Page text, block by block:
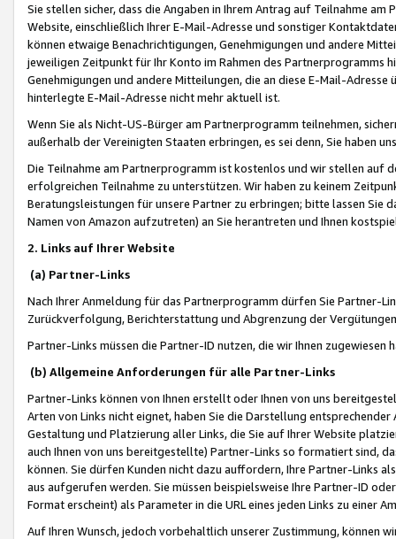
Sie stellen sicher, dass die Angaben in Ihrem Antrag auf Teilnahme
Website, einschließlich Ihrer E-Mail-Adresse und sonstiger
können etwaige Benachrichtigungen, Genehmigungen und andere
jeweiligen Zeitpunkt für Ihr Konto im Rahmen des Partnerprogramms
Genehmigungen und andere Mitteilungen, die an diese E-Mail-
hinterlegte E-Mail-Adresse nicht mehr aktuell ist.
Wenn Sie als Nicht-US-Bürger am Partnerprogramm teilnehmen,
außerhalb der Vereinigten Staaten erbringen, es sei denn, Sie haben
Die Teilnahme am Partnerprogramm ist kostenlos und wir stellen auf
erfolgreichen Teilnahme zu unterstützen. Wir haben zu keinem
Beratungsleistungen für unsere Partner zu erbringen; bitte lassen Sie
Namen von Amazon aufzutreten) an Sie herantreten und Ihnen
2. Links auf Ihrer Website
(a) Partner-Links
Nach Ihrer Anmeldung für das Partnerprogramm dürfen Sie Partner-
Zurückverfolgung, Berichterstattung und Abgrenzung der
Partner-Links müssen die Partner-ID nutzen, die wir Ihnen zugewiesen
(b) Allgemeine Anforderungen für alle Partner-Links
Partner-Links können von Ihnen erstellt oder Ihnen von uns
Arten von Links nicht eignet, haben Sie die Darstellung
Gestaltung und Platzierung aller Links, die Sie auf Ihrer Website
auch Ihnen von uns bereitgestellte) Partner-Links so formatiert sind,
können. Sie dürfen Kunden nicht dazu auffordern, Ihre Partner-Links
aus aufgerufen werden. Sie müssen beispielsweise Ihre Partner-ID
Format erscheint) als Parameter in die URL eines jeden Links zu einer
Auf Ihren Wunsch, jedoch vorbehaltlich unserer Zustimmung, können